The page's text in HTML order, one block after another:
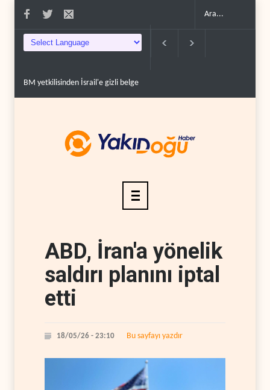
BM yetkilisinden İsrail'e gizli belge akışı..
ABD, İran'a yönelik
saldırı planını iptal
etti
18/05/26 - 23:10 Bu sayfayı yazdır